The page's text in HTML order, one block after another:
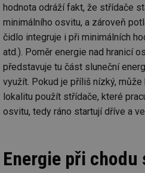
hodnota odráží fakt, že střídače
minimálního osvitu, a zároveň
čidlo integruje i při minimálních
atd.). Poměr energie nad hranicí
představuje tu část sluneční
využít. Pokud je příliš nízký,
lokalitu použít střídače, které
osvitu, tedy ráno startují dříve a
Energie při